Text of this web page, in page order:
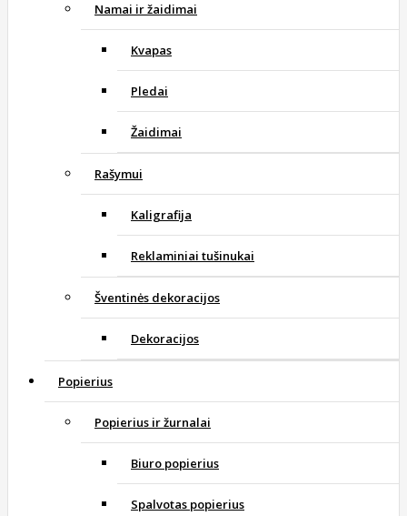
Namai ir žaidimai
Kvapas
Pledai
Žaidimai
Rašymui
Kaligrafija
Reklaminiai tušinukai
Šventinės dekoracijos
Dekoracijos
Popierius
Popierius ir žurnalai
Biuro popierius
Spalvotas popierius